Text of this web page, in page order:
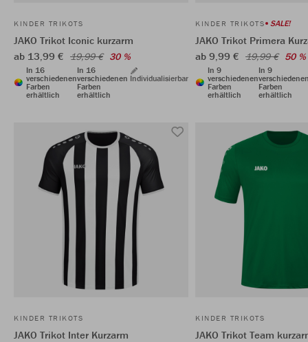
KINDER TRIKOTS
JAKO Trikot Iconic kurzarm
ab 13,99 € 19,99 € 30 %
In 16
verschiedenen
Farben
erhältlich
In 16
verschiedenen
Farben
erhältlich
Individualisierbar
KINDER TRIKOTS SALE!
JAKO Trikot Primera
ab 9,99 € 19,99 € 50 %
In 9
verschiedenen
Farben
erhältlich
In 9
Farben
erhältlich
KINDER TRIKOTS
JAKO Trikot Inter Kurzarm
KINDER TRIKOTS
JAKO Trikot Team